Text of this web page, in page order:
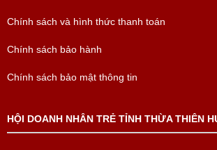
Chính sách và hình thức thanh toán
Chính sách bảo hành
Chính sách bảo mật thông tin
HỘI DOANH NHÂN TRẺ TỈNH THỪA THIÊN